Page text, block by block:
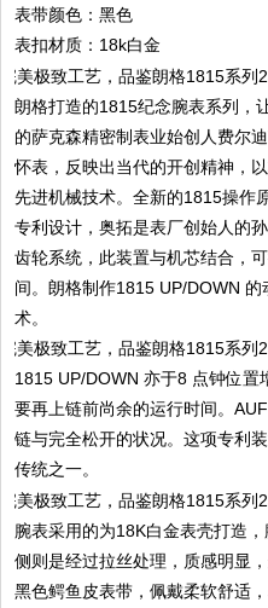
表带颜色：黑色
表扣材质：18k白金
朗格打造的1815纪念腕表系列，
的萨克森精密制表业始创人费尔
怀表，反映出当代的开创精神，
先进机械技术。全新的1815操作
专利设计，奥拓是表厂创始人的
齿轮系统，此装置与机芯结合，
间。朗格制作1815 UP/DOWN
术。
1815 UP/DOWN 亦于8 点钟位
要再上链前尚余的运行时间。
链与完全松开的状况。这项专利
传统之一。
腕表采用的为18K白金表壳打造
侧则是经过拉丝处理，质感明显
黑色鳄鱼皮表带，佩戴柔软舒适